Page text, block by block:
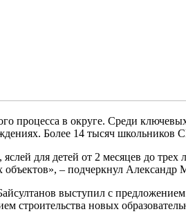
процесса в округе. Среди
Более 14 тысяч
для детей от 2 месяцев до трех
– подчеркнул Александр
выступил с
строительства новых